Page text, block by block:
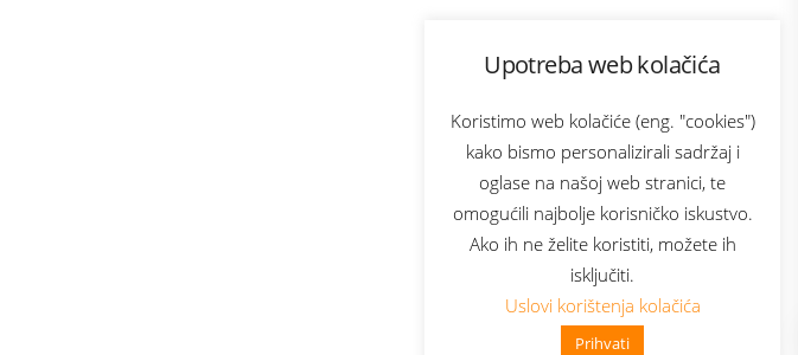
Upotreba web kolačića
Koristimo web kolačiće (eng. "cookies")
kako bismo personalizirali sadržaj i
oglase na našoj web stranici, te
omogućili najbolje korisničko iskustvo.
Ako ih ne želite koristiti, možete ih
isključiti.
Uslovi korištenja kolačića
Prihvati
👋 Zdravo, kako mogu pomoći?
Bonus plus
Prijava za newsletter